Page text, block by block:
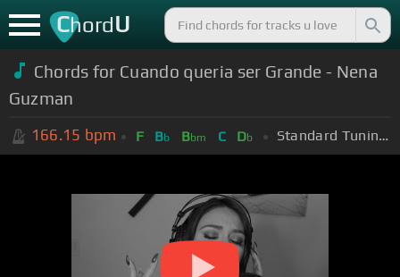
ChordU
Chords for Cuando queria ser Grande - Nena
Guzman
166.15 bpm F Bb Bbm C Db Standard Tuning (EADGBE)